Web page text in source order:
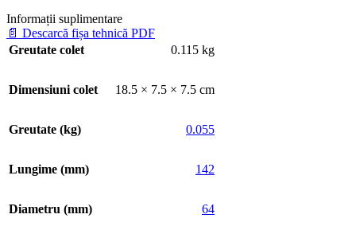
Informații suplimentare
📄 Descarcă fișa tehnică PDF
Greutate colet
0.115 kg
Dimensiuni colet 18.5 × 7.5 × 7.5 cm
Greutate (kg) 0.055
Lungime (mm) 142
Diametru (mm) 64